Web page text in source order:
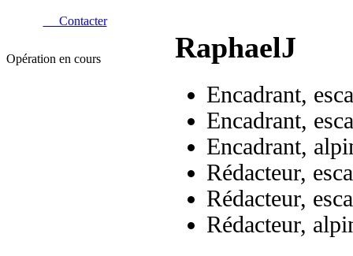
Contacter
RaphaelJ
Encadrant,
Encadrant,
Encadrant,
Rédacteur,
Rédacteur,
Rédacteur,
Opération en cours